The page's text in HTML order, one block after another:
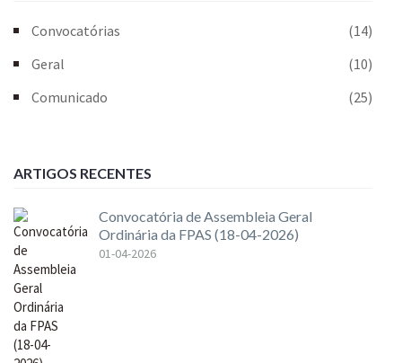
Convocatórias
(14)
Geral
(10)
Comunicado
(25)
ARTIGOS RECENTES
Convocatória de Assembleia Geral
Ordinária da FPAS (18-04-2026)
01-04-2026